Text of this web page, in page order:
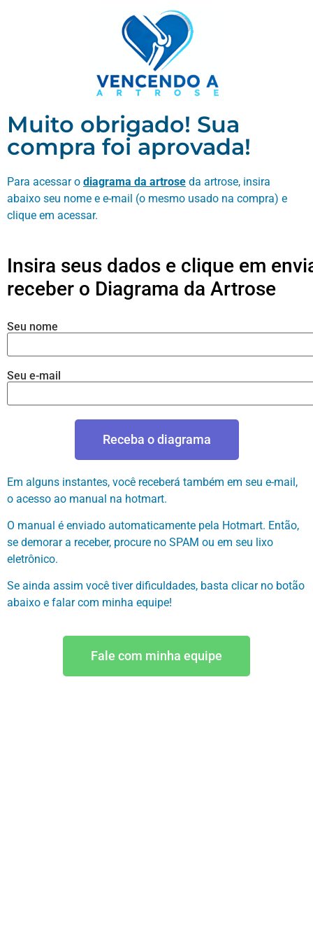
Muito obrigado! Sua
compra foi aprovada!
Para acessar o diagrama da artrose da artrose, insira
abaixo seu nome e e-mail (o mesmo usado na compra) e
clique em acessar.
Insira seus dados e clique em
receber o Diagrama da Artrose
Seu nome
Seu e-mail
Receba o diagrama
Em alguns instantes, você receberá também em seu e-mail,
o acesso ao manual na hotmart.
O manual é enviado automaticamente pela Hotmart. Então,
se demorar a receber, procure no SPAM ou em seu lixo
eletrônico.
Se ainda assim você tiver dificuldades, basta clicar no botão
abaixo e falar com minha equipe!
Fale com minha equipe